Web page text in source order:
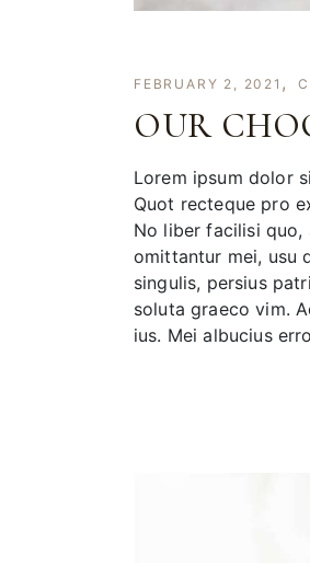
FEBRUARY 2, 2021
OUR
Lorem ipsum dolor
Quot recteque pro
No liber facilisi quo,
omittantur mei, usu
singulis, persius
soluta graeco vim.
ius. Mei albucius